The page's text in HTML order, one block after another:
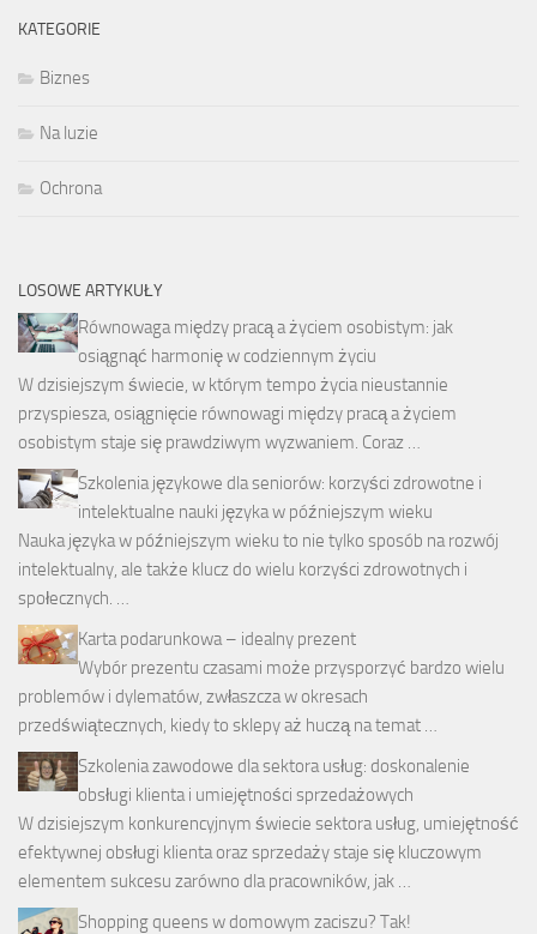
KATEGORIE
Biznes
Na luzie
Ochrona
LOSOWE ARTYKUŁY
Równowaga między pracą a życiem osobistym: jak
osiągnąć harmonię w codziennym życiu
W dzisiejszym świecie, w którym tempo życia nieustannie
przyspiesza, osiągnięcie równowagi między pracą a życiem
osobistym staje się prawdziwym wyzwaniem. Coraz …
Szkolenia językowe dla seniorów: korzyści zdrowotne i
intelektualne nauki języka w późniejszym wieku
Nauka języka w późniejszym wieku to nie tylko sposób na rozwój
intelektualny, ale także klucz do wielu korzyści zdrowotnych i
społecznych. …
Karta podarunkowa – idealny prezent
Wybór prezentu czasami może przysporzyć bardzo wielu
problemów i dylematów, zwłaszcza w okresach
przedświątecznych, kiedy to sklepy aż huczą na temat …
Szkolenia zawodowe dla sektora usług: doskonalenie
obsługi klienta i umiejętności sprzedażowych
W dzisiejszym konkurencyjnym świecie sektora usług, umiejętność
efektywnej obsługi klienta oraz sprzedaży staje się kluczowym
elementem sukcesu zarówno dla pracowników, jak …
Shopping queens w domowym zaciszu? Tak!